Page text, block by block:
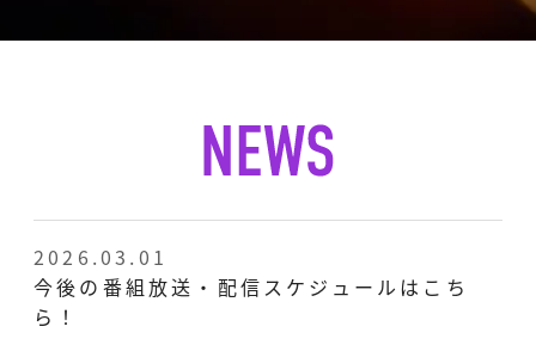
2026.03.01
今後の番組放送・配信スケジュールはこち
ら！